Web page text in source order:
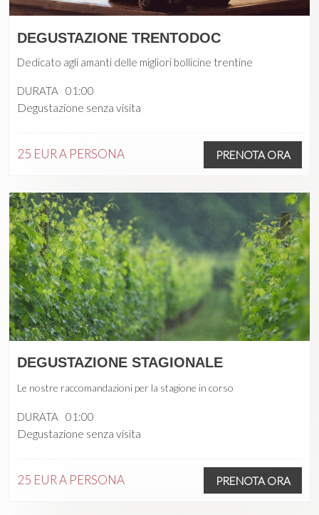
DEGUSTAZIONE TRENTODOC
Degustazione senza visita
Dedicato agli amanti delle migliori bollicine trentine
DURATA 01:00
25 EURA PERSONA PRENOTA ORA
DEGUSTAZIONE STAGIONALE
Degustazione senza visita
Le nostre raccomandazioni per la stagione in corso
DURATA 01:00
25 EURA PERSONA PRENOTA ORA